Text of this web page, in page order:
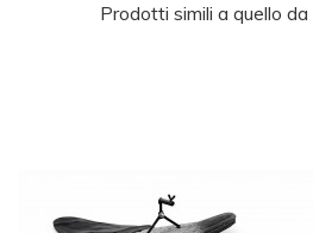
Prodotti simili a quello